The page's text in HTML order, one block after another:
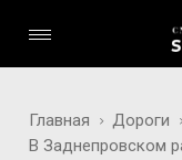
Главная
Дороги
В Заднепровском